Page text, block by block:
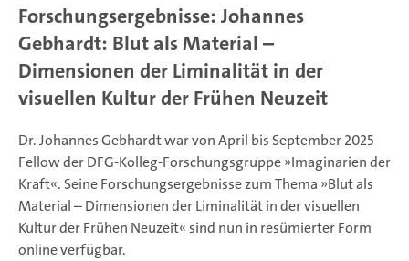
Forschungsergebnisse: Johannes
Gebhardt: Blut als Material –
Dimensionen der Liminalität in der
visuellen Kultur der Frühen Neuzeit
Dr. Johannes Gebhardt war von April bis September 2025
Fellow der DFG-Kolleg-Forschungsgruppe »Imaginarien der
Kraft«. Seine Forschungsergebnisse zum Thema »Blut als
Material – Dimensionen der Liminalität in der visuellen
Kultur der Frühen Neuzeit« sind nun in resümierter Form
online verfügbar.